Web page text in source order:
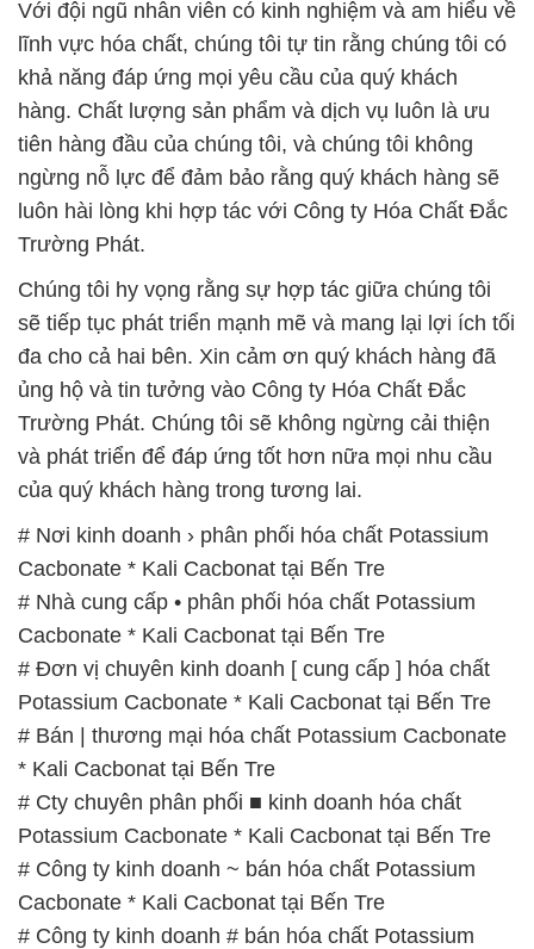
Với đội ngũ nhân viên có kinh nghiệm và am hiểu về
lĩnh vực hóa chất, chúng tôi tự tin rằng chúng tôi có
khả năng đáp ứng mọi yêu cầu của quý khách
hàng. Chất lượng sản phẩm và dịch vụ luôn là ưu
tiên hàng đầu của chúng tôi, và chúng tôi không
ngừng nỗ lực để đảm bảo rằng quý khách hàng sẽ
luôn hài lòng khi hợp tác với Công ty Hóa Chất Đắc
Trường Phát.
Chúng tôi hy vọng rằng sự hợp tác giữa chúng tôi
sẽ tiếp tục phát triển mạnh mẽ và mang lại lợi ích tối
đa cho cả hai bên. Xin cảm ơn quý khách hàng đã
ủng hộ và tin tưởng vào Công ty Hóa Chất Đắc
Trường Phát. Chúng tôi sẽ không ngừng cải thiện
và phát triển để đáp ứng tốt hơn nữa mọi nhu cầu
của quý khách hàng trong tương lai.
# Nơi kinh doanh › phân phối hóa chất Potassium
Cacbonate * Kali Cacbonat tại Bến Tre
# Nhà cung cấp • phân phối hóa chất Potassium
Cacbonate * Kali Cacbonat tại Bến Tre
# Đơn vị chuyên kinh doanh [ cung cấp ] hóa chất
Potassium Cacbonate * Kali Cacbonat tại Bến Tre
# Bán | thương mại hóa chất Potassium Cacbonate
* Kali Cacbonat tại Bến Tre
# Cty chuyên phân phối ■ kinh doanh hóa chất
Potassium Cacbonate * Kali Cacbonat tại Bến Tre
# Công ty kinh doanh ~ bán hóa chất Potassium
Cacbonate * Kali Cacbonat tại Bến Tre
# Công ty kinh doanh # bán hóa chất Potassium